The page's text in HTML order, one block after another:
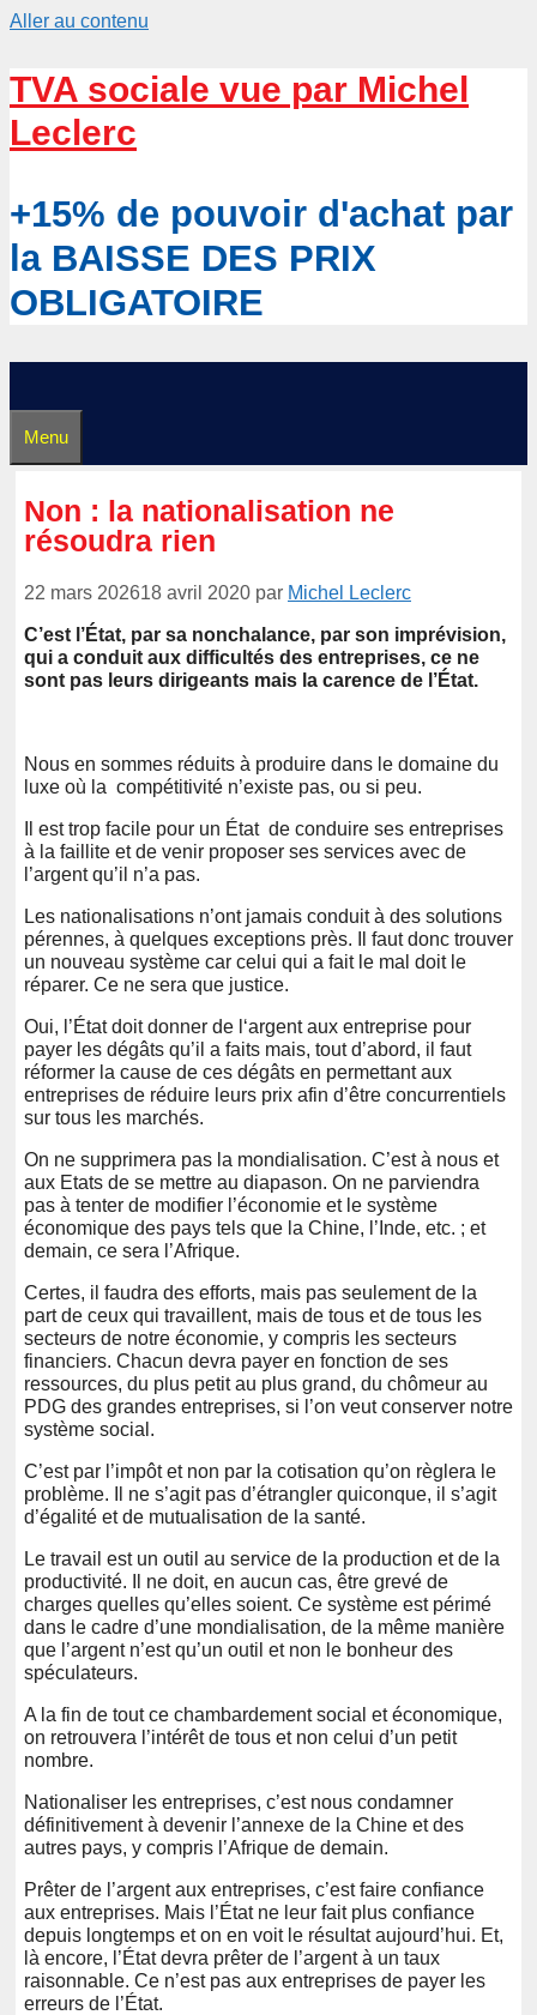
Aller au contenu
TVA sociale vue par Michel
Leclerc
+15% de pouvoir d'achat par
la BAISSE DES PRIX
OBLIGATOIRE
Menu
Non : la nationalisation ne
résoudra rien
22 mars 202618 avril 2020 par Michel Leclerc
C’est l’État, par sa nonchalance, par son imprévision,
qui a conduit aux difficultés des entreprises, ce ne
sont pas leurs dirigeants mais la carence de l’État.
Nous en sommes réduits à produire dans le domaine du
luxe où la compétitivité n’existe pas, ou si peu.
Il est trop facile pour un État de conduire ses entreprises
à la faillite et de venir proposer ses services avec de
l’argent qu’il n’a pas.
Les nationalisations n’ont jamais conduit à des solutions
pérennes, à quelques exceptions près. Il faut donc trouver
un nouveau système car celui qui a fait le mal doit le
réparer. Ce ne sera que justice.
Oui, l’État doit donner de l‘argent aux entreprise pour
payer les dégâts qu’il a faits mais, tout d’abord, il faut
réformer la cause de ces dégâts en permettant aux
entreprises de réduire leurs prix afin d’être concurrentiels
sur tous les marchés.
On ne supprimera pas la mondialisation. C’est à nous et
aux Etats de se mettre au diapason. On ne parviendra
pas à tenter de modifier l’économie et le système
économique des pays tels que la Chine, l’Inde, etc. ; et
demain, ce sera l’Afrique.
Certes, il faudra des efforts, mais pas seulement de la
part de ceux qui travaillent, mais de tous et de tous les
secteurs de notre économie, y compris les secteurs
financiers. Chacun devra payer en fonction de ses
ressources, du plus petit au plus grand, du chômeur au
PDG des grandes entreprises, si l’on veut conserver notre
système social.
C’est par l’impôt et non par la cotisation qu’on règlera le
problème. Il ne s’agit pas d’étrangler quiconque, il s’agit
d’égalité et de mutualisation de la santé.
Le travail est un outil au service de la production et de la
productivité. Il ne doit, en aucun cas, être grevé de
charges quelles qu’elles soient. Ce système est périmé
dans le cadre d’une mondialisation, de la même manière
que l’argent n’est qu’un outil et non le bonheur des
spéculateurs.
A la fin de tout ce chambardement social et économique,
on retrouvera l’intérêt de tous et non celui d’un petit
nombre.
Nationaliser les entreprises, c’est nous condamner
définitivement à devenir l’annexe de la Chine et des
autres pays, y compris l’Afrique de demain.
Prêter de l’argent aux entreprises, c’est faire confiance
aux entreprises. Mais l’État ne leur fait plus confiance
depuis longtemps et on en voit le résultat aujourd’hui. Et,
là encore, l’État devra prêter de l’argent à un taux
raisonnable. Ce n’est pas aux entreprises de payer les
erreurs de l’État.